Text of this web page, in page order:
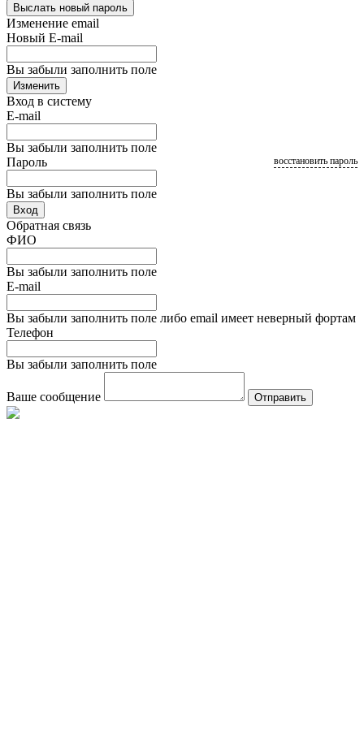
Выслать новый пароль
Изменение email
Новый E-mail
Вы забыли заполнить поле
Изменить
Вход в систему
E-mail
Вы забыли заполнить поле
Пароль
Вы забыли заполнить поле
восстановить пароль
Вход
Обратная связь
ФИО
Вы забыли заполнить поле
E-mail
Вы забыли заполнить поле либо email имеет неверный фортам
Телефон
Вы забыли заполнить поле
Ваше сообщение Отправить